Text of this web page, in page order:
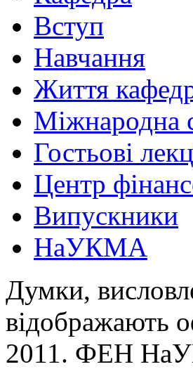
Вступ
Навчання
Життя
Міжнародна
Гостьові
Центр
Випускники
НаУКМА
Думки,
відображають
2011. ФЕН